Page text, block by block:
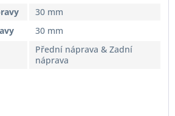
30 mm
30 mm
Přední náprava & Zadní
náprava